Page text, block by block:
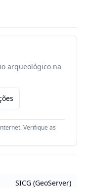
arqueológico na
Verifique as
SICG (GeoServer)